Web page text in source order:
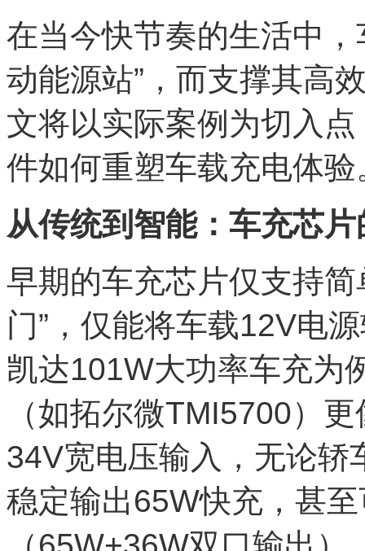
在当今快节奏的生活中
动能源站”，而支撑其高
文将以实际案例为切入
件如何重塑车载充电体验
从传统到智能：车充芯
早期的车充芯片仅支持
门”，仅能将车载12V电
凯达101W大功率车充为
（如拓尔微TMI5700）
34V宽电压输入，无论轿
稳定输出65W快充，甚